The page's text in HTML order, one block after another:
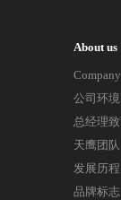
About us
公司环境
总经理
天鹰团队
发展历程
品牌标志